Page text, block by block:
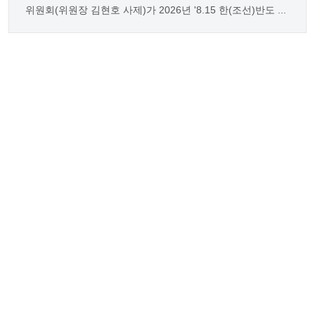
위원회(위원장 김현호 사제)가 2026년 '8.15 한(조선)반도 ...